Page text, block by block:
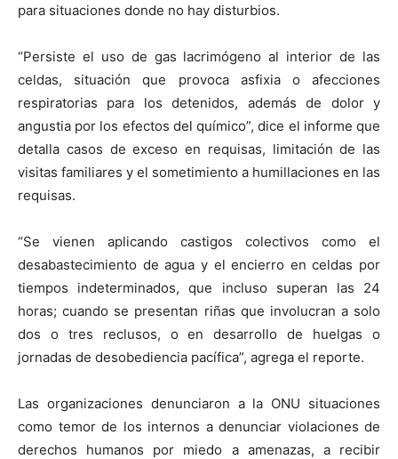
para situaciones donde no hay disturbios.
“Persiste el uso de gas lacrimógeno al interior de las
celdas, situación que provoca asfixia o afecciones
respiratorias para los detenidos, además de dolor y
angustia por los efectos del químico”, dice el informe que
detalla casos de exceso en requisas, limitación de las
visitas familiares y el sometimiento a humillaciones en las
requisas.
“Se vienen aplicando castigos colectivos como el
desabastecimiento de agua y el encierro en celdas por
tiempos indeterminados, que incluso superan las 24
horas; cuando se presentan riñas que involucran a solo
dos o tres reclusos, o en desarrollo de huelgas o
jornadas de desobediencia pacífica”, agrega el reporte.
Las organizaciones denunciaron a la ONU situaciones
como temor de los internos a denunciar violaciones de
derechos humanos por miedo a amenazas, a recibir